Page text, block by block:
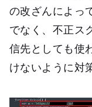
の改ざんによっ
でなく、不正ス
信先としても使
けないように対